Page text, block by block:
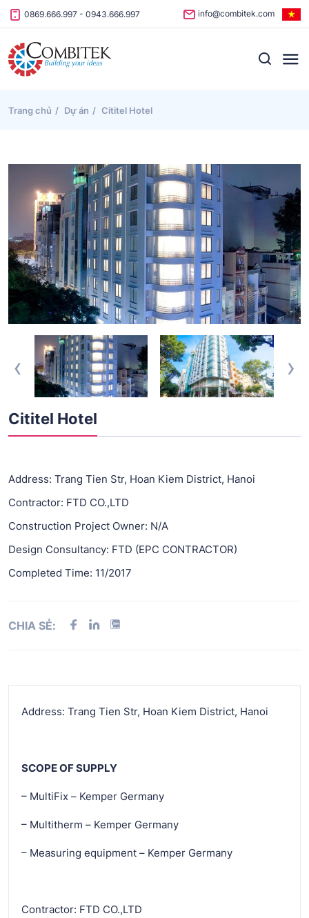
Skip to content
0869.666.997 - 0943.666.997 info@combitek.com
Trang chủ Dự án Cititel Hotel
‹ ›
Cititel Hotel
Address: Trang Tien Str, Hoan Kiem District, Hanoi
Contractor: FTD CO.,LTD
Construction Project Owner: N/A
Design Consultancy: FTD (EPC CONTRACTOR)
Completed Time: 11/2017
CHIA SẺ:
Address: Trang Tien Str, Hoan Kiem District, Hanoi
SCOPE OF SUPPLY
– MultiFix – Kemper Germany
– Multitherm – Kemper Germany
– Measuring equipment – Kemper Germany
Contractor: FTD CO.,LTD